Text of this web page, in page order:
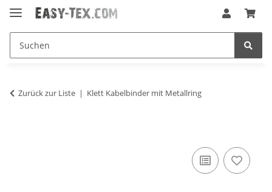
Zurück zur Liste Klett Kabelbinder mit Metallring